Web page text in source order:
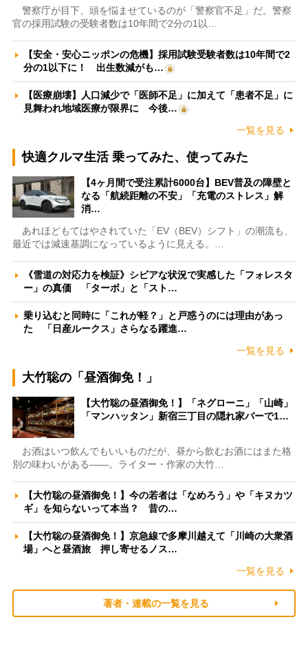
警察庁が目下、頭を悩ませているのが「警察官不足」だ。警察
官の採用試験の受験者数は10年間で2分の1以…
【安全・安心ニッポンの危機】採用試験受験者数は10年間で2
分の1以下に！ 出生数減がも…
【医療崩壊】人口減少で「医師不足」に加えて「患者不足」に
見舞われ地域医療が限界に 今後…
一覧を見る
快適クルマ生活 乗ってみた、使ってみた
【4ヶ月間で受注累計6000台】BEV普及の障壁と
なる「航続距離の不安」「充電のストレス」解
消…
あれほどもてはやされていた「EV（BEV）シフト」の潮流も、
最近では減速基調になっているように見える。…
《雪道の対応力を検証》シビアな状況で実感した「フォレスタ
ー」の真価 「ターボ」と「スト…
乗り込むと同時に「これが軽？」と戸惑うのには理由があっ
た 「日産ルークス」さらなる躍進…
一覧を見る
大竹聡の「昼酒御免！」
【大竹聡の昼酒御免！】「ネグローニ」「山崎」
「マンハッタン」新宿三丁目の隠れ家バーで1…
お酒はいつ飲んでもいいものだが、昼から飲むお酒にはまた格
別の味わいがある――。ライター・作家の大竹…
【大竹聡の昼酒御免！】今の若者は「なめろう」や「キヌカツ
ギ」を知らないって本当？ 昔の…
【大竹聡の昼酒御免！】京急線で多摩川越えて「川崎の大衆酒
場」へと昼酒旅 押し寄せるノス…
一覧を見る
著者・連載の一覧を見る